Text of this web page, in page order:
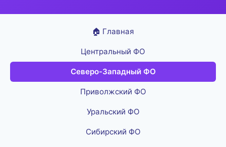
🏠 Главная
Центральный ФО
Северо-Западный ФО
Приволжский ФО
Уральский ФО
Сибирский ФО